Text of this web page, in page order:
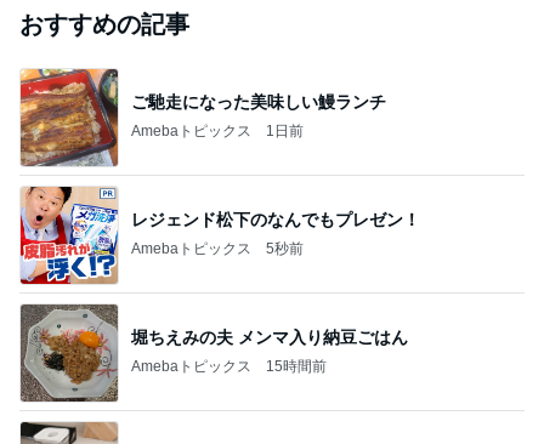
おすすめの記事
ご馳走になった美味しい鰻ランチ
Amebaトピックス 1日前
レジェンド松下のなんでもプレゼン！
Amebaトピックス 5秒前
堀ちえみの夫 メンマ入り納豆ごはん
Amebaトピックス 15時間前